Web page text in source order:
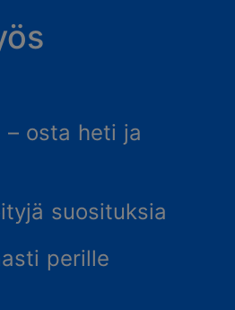
osta heti ja
suosituksia
perille